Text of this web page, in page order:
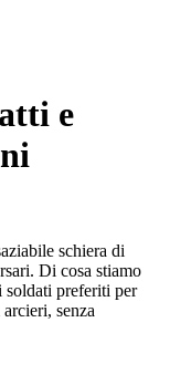
e
schiera di
Di cosa stiamo
soldati preferiti per
senza